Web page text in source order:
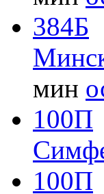
384Б
мин
100П
100П